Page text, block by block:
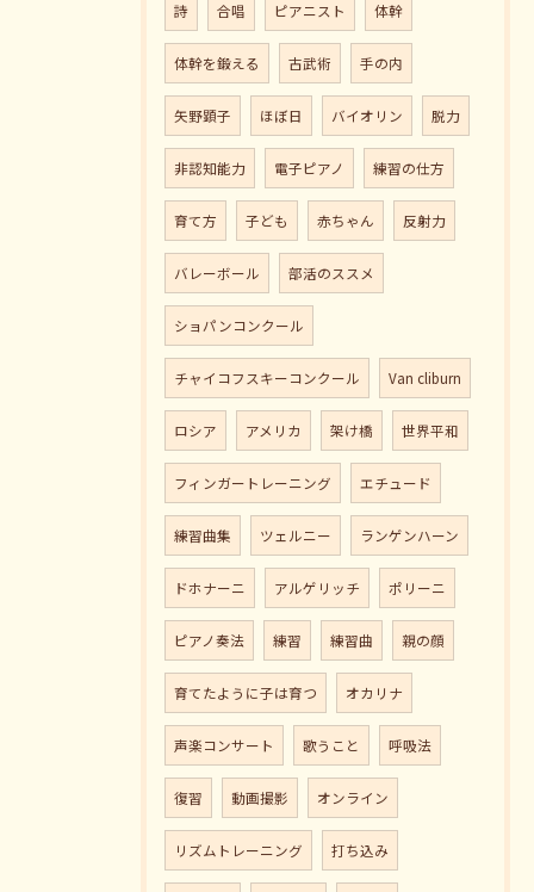
詩 合唱 ピアニスト 体幹
体幹を鍛える 古武術 手の内
矢野顕子 ほぼ日 バイオリン 脱力
非認知能力 電子ピアノ 練習の仕方
育て方 子ども 赤ちゃん 反射力
バレーボール 部活のススメ
ショパンコンクール
チャイコフスキーコンクール Van cliburn
ロシア アメリカ 架け橋 世界平和
フィンガートレーニング エチュード
練習曲集 ツェルニー ランゲンハーン
ドホナーニ アルゲリッチ ポリーニ
ピアノ奏法 練習 練習曲 親の顔
育てたように子は育つ オカリナ
声楽コンサート 歌うこと 呼吸法
復習 動画撮影 オンライン
リズムトレーニング 打ち込み